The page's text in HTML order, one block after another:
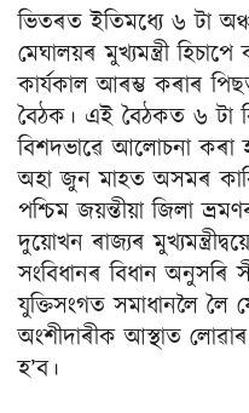
ভিতৰত ইতিমধ্যে ৬ টা
মেঘালয়ৰ মুখ্যমন্ত্ৰী
কার্যকাল আৰম্ভ কৰাৰ
বৈঠক। এই বৈঠকত ৬ টা
বিশদভাৱে আলোচনা কৰা
অহা জুন মাহত অসমৰ
পশ্চিম জয়ন্তীয়া জিলা
দুয়োখন ৰাজ্যৰ
সংবিধানৰ বিধান অনুসৰি
যুক্তিসংগত সমাধানলৈ
অংশীদাৰীক আস্থাত
হ’ব।